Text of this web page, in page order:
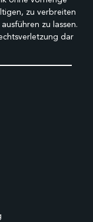
zu verbreiten
zu lassen.
dar